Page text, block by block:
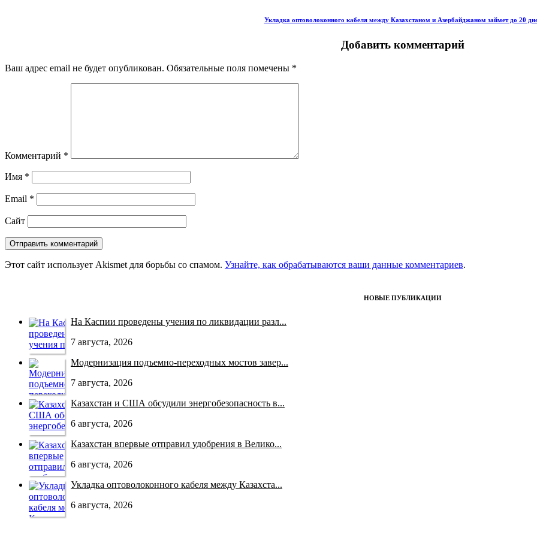
Укладка оптоволоконного кабеля между Казахстаном и Азербайджаном займет до 20
Добавить комментарий
Ваш адрес email не будет опубликован. Обязательные поля помечены *
Комментарий *
Имя *
Email *
Сайт
Этот сайт использует Akismet для борьбы со спамом. Узнайте, как обрабатываются ваши данные комментариев.
НОВЫЕ ПУБЛИКАЦИИ
На Каспии проведены учения по ликвидации разл...
7 августа, 2026
Модернизация подъемно-переходных мостов завер...
7 августа, 2026
Казахстан и США обсудили энергобезопасность в...
6 августа, 2026
Казахстан впервые отправил удобрения в Велико...
6 августа, 2026
Укладка оптоволоконного кабеля между Казахста...
6 августа, 2026